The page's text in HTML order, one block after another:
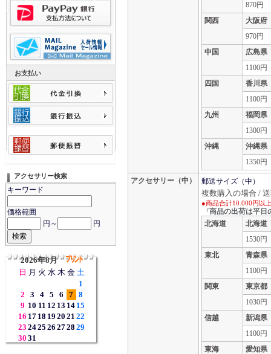
お支払い
アクセサリー検索
キーワード
価格範囲
円～
円
2026年8月
日 月 火 水 木 金 土
1
2
3 4 5 6 7 8
9 10 11 12 13 14 15
16 17 18 19 20 21 22
23 2425 26 2728 29
30 31
870円
関西
大阪府
970円
中国
広島県
1100円
四国
香川県
1100円
九州
福岡県
1300円
沖縄
沖縄県
1350円
アクセサリー（中） 郵送サイズ（中）
複数購入の場合 /
●商品合計10.000円以
「商品の出荷は平日
北海道
北海道
1530円
東北
青森県
1100円
関東
東京都
1030円
信越
新潟県
1100円
東海
愛知県